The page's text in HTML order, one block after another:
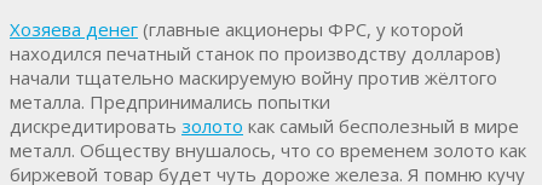
Хозяева денег (главные акционеры ФРС, у которой
находился печатный станок по производству долларов)
начали тщательно маскируемую войну против жёлтого
металла. Предпринимались попытки
дискредитировать золото как самый бесполезный в мире
металл. Обществу внушалось, что со временем золото как
биржевой товар будет чуть дороже железа. Я помню кучу